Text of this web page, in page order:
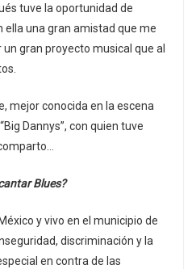
tuve la oportunidad de
ella una gran amistad que me
gran proyecto musical que al
mejor conocida en la escena
Dannys”, con quien tuve
Blues?
y vivo en el municipio de
discriminación y la
en contra de las